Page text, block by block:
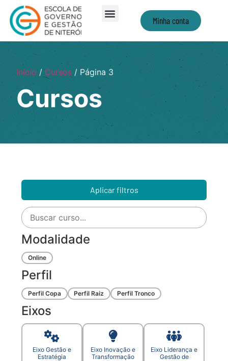
Minha conta
Início/Cursos/ Página 3
Cursos
Aplicar filtros
Modalidade
Online
Perfil
Perfil Copa Perfil Raiz Perfil Tronco
Eixos
Eixo Gestão e
Estratégia
Eixo Inovação e
Transformação
Eixo Liderança e
Gestão de